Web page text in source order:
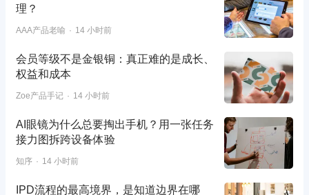
理？
AAA产品老喻 14 小时前
会员等级不是金银铜：真正难的是成长、
权益和成本
Zoe产品手记 14 小时前
AI眼镜为什么总要掏出手机？用一张任务
接力图拆跨设备体验
知序 14 小时前
IPD流程的最高境界，是知道边界在哪